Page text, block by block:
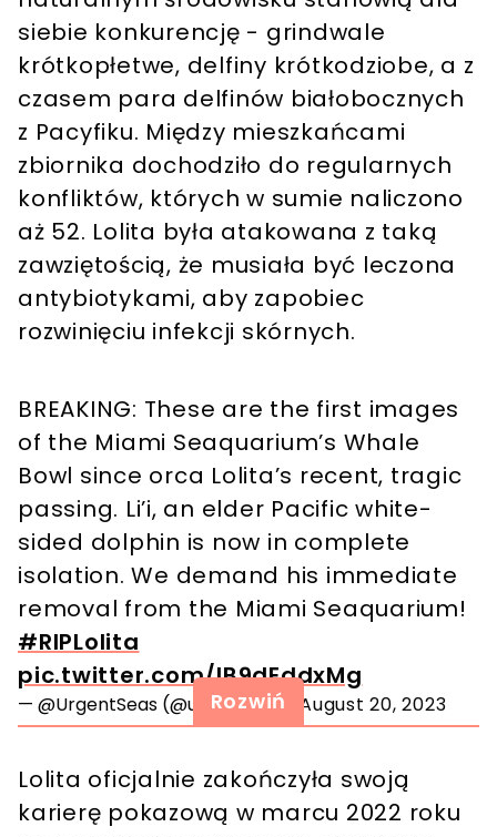
siebie konkurencję - grindwale
krótkopłetwe, delfiny krótkodziobe, a z
czasem para delfinów białobocznych
z Pacyfiku. Między mieszkańcami
zbiornika dochodziło do regularnych
konfliktów, których w sumie naliczono
aż 52. Lolita była atakowana z taką
zawziętością, że musiała być leczona
antybiotykami, aby zapobiec
rozwinięciu infekcji skórnych.
BREAKING: These are the first images
of the Miami Seaquarium’s Whale
Bowl since orca Lolita’s recent, tragic
passing. Li’i, an elder Pacific white-
sided dolphin is now in complete
isolation. We demand his immediate
removal from the Miami Seaquarium!
#RIPLolita
pic.twitter.com/lB9dEddxMg
— @UrgentSeas (@urgentseas) August 20, 2023
Rozwiń
Lolita oficjalnie zakończyła swoją
karierę pokazową w marcu 2022 roku